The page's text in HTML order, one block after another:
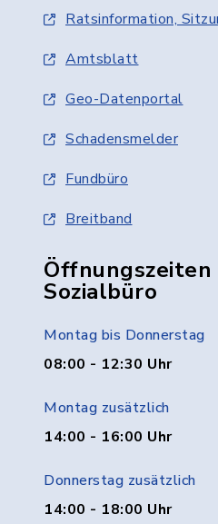
Ratsinformation,
Amtsblatt
Geo-Datenportal
Schadensmelder
Fundbüro
Breitband
Sozialbüro
Montag bis Donnerstag
08:00 - 12:30 Uhr
Montag zusätzlich
14:00 - 16:00 Uhr
Donnerstag zusätzlich
14:00 - 18:00 Uhr